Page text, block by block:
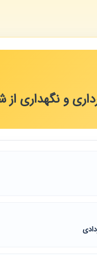
و نگهداری از